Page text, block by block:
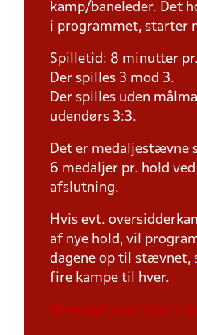
kamp/baneleder. Det
i programmet, starter
Spilletid: 8 minutter
Der spilles 3 mod 3.
Der spilles uden
udendørs 3:3.
Det er medaljestævne
6 medaljer pr. hold
afslutning.
Hvis evt.
af nye hold, vil
dagene op til stævnet,
fire kampe til hver.
Oversigt over alle ½